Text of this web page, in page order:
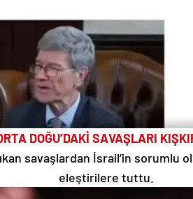
DOĞU’DAKİ SAVAŞLARI
savaşlardan İsrail’in sorumlu
eleştirilere tuttu.